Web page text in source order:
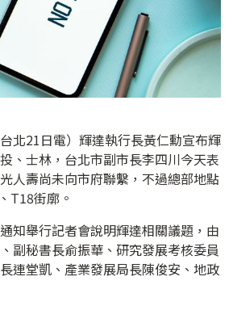
北21日電）輝達執行長黃仁勳宣布輝
、士林，台北市副市長李四川今天表
人壽尚未向市府聯繫，不過總部地點
T18街廓。
知舉行記者會說明輝達相關議題，由
副秘書長俞振華、研究發展考核委員
連堂凱、產業發展局長陳俊安、地政